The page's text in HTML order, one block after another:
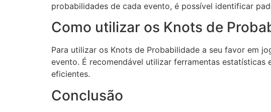
probabilidades de cada evento, é possível identificar
Como utilizar os Knots de
Para utilizar os Knots de Probabilidade a seu favor em
evento. É recomendável utilizar ferramentas
eficientes.
Conclusão